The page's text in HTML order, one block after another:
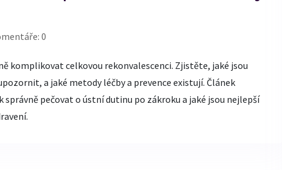
0
komplikovat celkovou rekonvalescenci. Zjistěte, jaké jsou
a jaké metody léčby a prevence existují. Článek
pečovat o ústní dutinu po zákroku a jaké jsou nejlepší